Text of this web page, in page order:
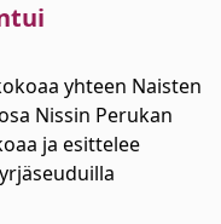
yhteen Naisten
Nissin Perukan
ja esittelee